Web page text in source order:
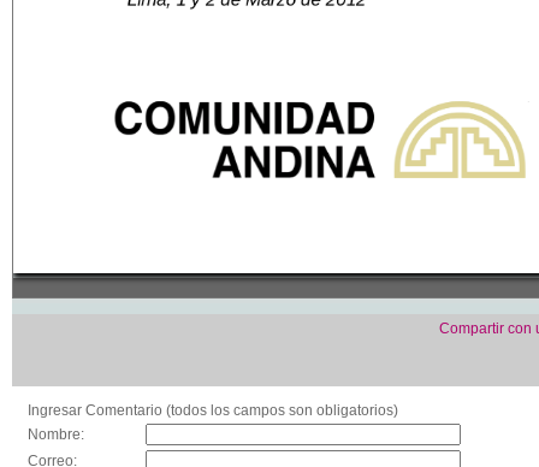
Compartir con
Ingresar Comentario (todos los campos son obligatorios)
Nombre:
Correo: